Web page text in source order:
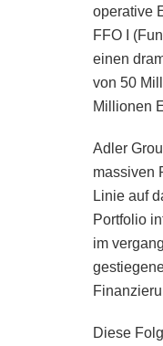
operative
FFO I
einen
von 50
Millionen
Adler
massiven
Linie auf
Portfolio
im
Diese